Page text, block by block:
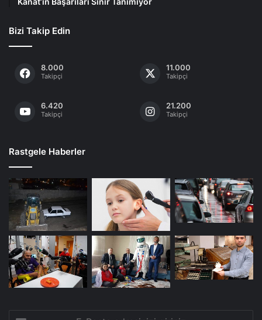
Bizi Takip Edin
8.000
Takipçi
11.000
Takipçi
6.420
Takipçi
21.200
Takipçi
Rastgele Haberler